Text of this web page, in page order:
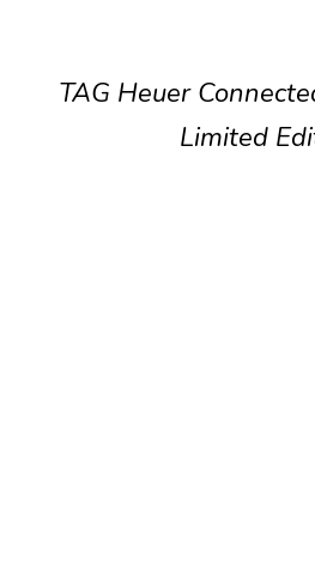
TAG Heuer
Limited